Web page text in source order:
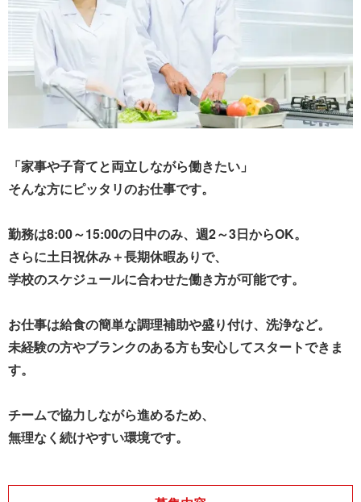
「家事や子育てと両立しながら働きたい」
そんな方にピッタリのお仕事です。
勤務は8:00～15:00の日中のみ、週2～3日からOK。
さらに土日祝休み＋長期休暇ありで、
学校のスケジュールに合わせた働き方が可能です。
お仕事は給食の簡単な調理補助や盛り付け、洗浄など。
未経験の方やブランクのある方も安心してスタートできま
す。
チームで協力しながら進めるため、
無理なく続けやすい環境です。